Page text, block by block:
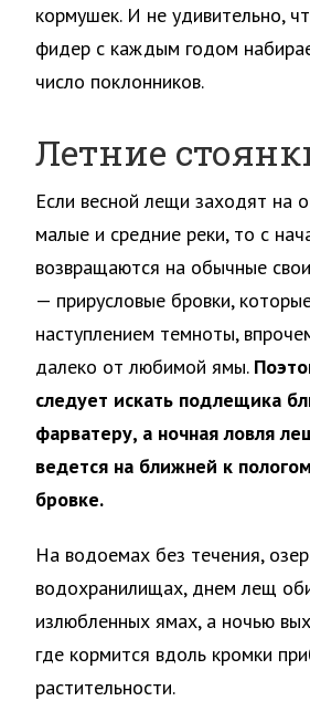
кормушек. И не удивительно,
фидер с каждым годом
число поклонников.
Летние
Если весной лещи заходят на
малые и средние реки, то с
возвращаются на обычные
— прирусловые бровки,
наступлением темноты,
далеко от любимой ямы.
следует искать подлещика
фарватеру, а ночная ловля
ведется на ближней к
бровке.
На водоемах без течения,
водохранилищах, днем лещ
излюбленных ямах, а ночью
где кормится вдоль кромки
растительности.